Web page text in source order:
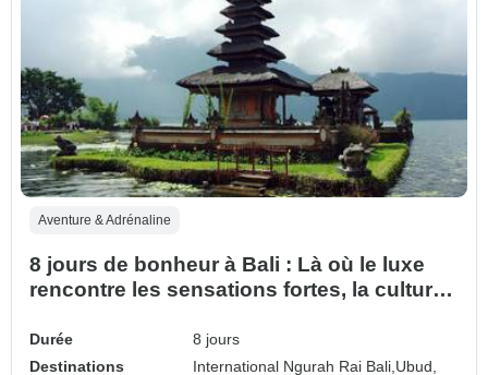
Aventure & Adrénaline
8 jours de bonheur à Bali : Là où le luxe
rencontre les sensations fortes, la culture
Durée
8 jours
Destinations
International Ngurah Rai Bali,Ubud,